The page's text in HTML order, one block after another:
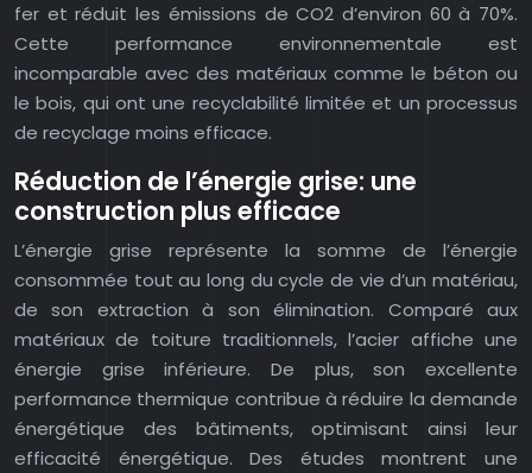
fer et réduit les émissions de CO2 d’environ 60 à 70%.
Cette performance environnementale est
incomparable avec des matériaux comme le béton ou
le bois, qui ont une recyclabilité limitée et un processus
de recyclage moins efficace.
Réduction de l’énergie grise: une
construction plus efficace
L’énergie grise représente la somme de l’énergie
consommée tout au long du cycle de vie d’un matériau,
de son extraction à son élimination. Comparé aux
matériaux de toiture traditionnels, l’acier affiche une
énergie grise inférieure. De plus, son excellente
performance thermique contribue à réduire la demande
énergétique des bâtiments, optimisant ainsi leur
efficacité énergétique. Des études montrent une